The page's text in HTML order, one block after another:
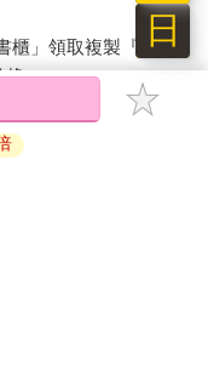
櫃」領取複製『兌換
換。
書僅能以金石堂專屬
日